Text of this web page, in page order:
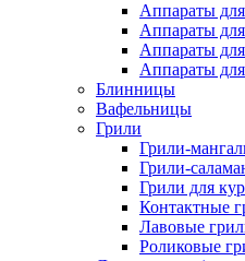
Аппараты
Аппараты
Аппараты
Аппараты для
Блинницы
Вафельницы
Грили
Грили-
Грили-
Грили для кур
Контактные
Лавовые
Роликовые